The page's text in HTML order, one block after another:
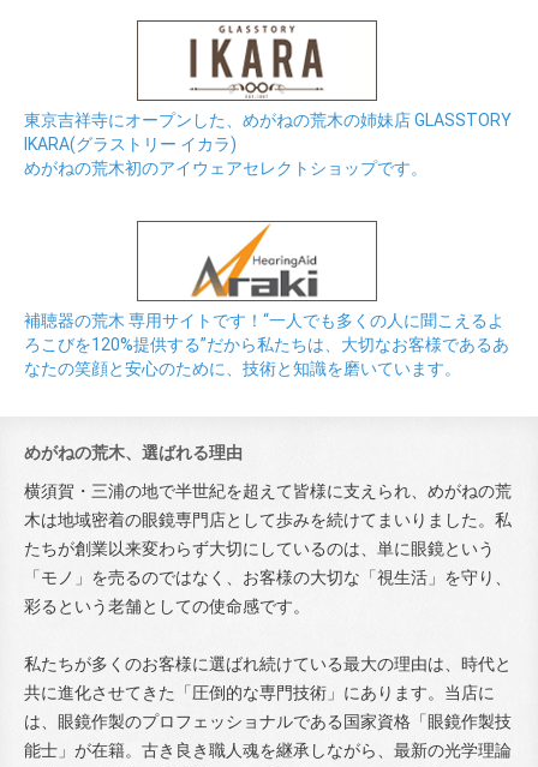
東京吉祥寺にオープンした、めがねの荒木の姉妹店 GLASSTORY
IKARA(グラストリー イカラ)
めがねの荒木初のアイウェアセレクトショップです。
補聴器の荒木 専用サイトです！“一人でも多くの人に聞こえるよ
ろこびを120%提供する”だから私たちは、大切なお客様であるあ
なたの笑顔と安心のために、技術と知識を磨いています。
めがねの荒木、選ばれる理由
横須賀・三浦の地で半世紀を超えて皆様に支えられ、めがねの荒
木は地域密着の眼鏡専門店として歩みを続けてまいりました。私
たちが創業以来変わらず大切にしているのは、単に眼鏡という
「モノ」を売るのではなく、お客様の大切な「視生活」を守り、
彩るという老舗としての使命感です。
私たちが多くのお客様に選ばれ続けている最大の理由は、時代と
共に進化させてきた「圧倒的な専門技術」にあります。当店に
は、眼鏡作製のプロフェッショナルである国家資格「眼鏡作製技
能士」が在籍。古き良き職人魂を継承しながら、最新の光学理論